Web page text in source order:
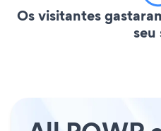
Os visitantes
seu